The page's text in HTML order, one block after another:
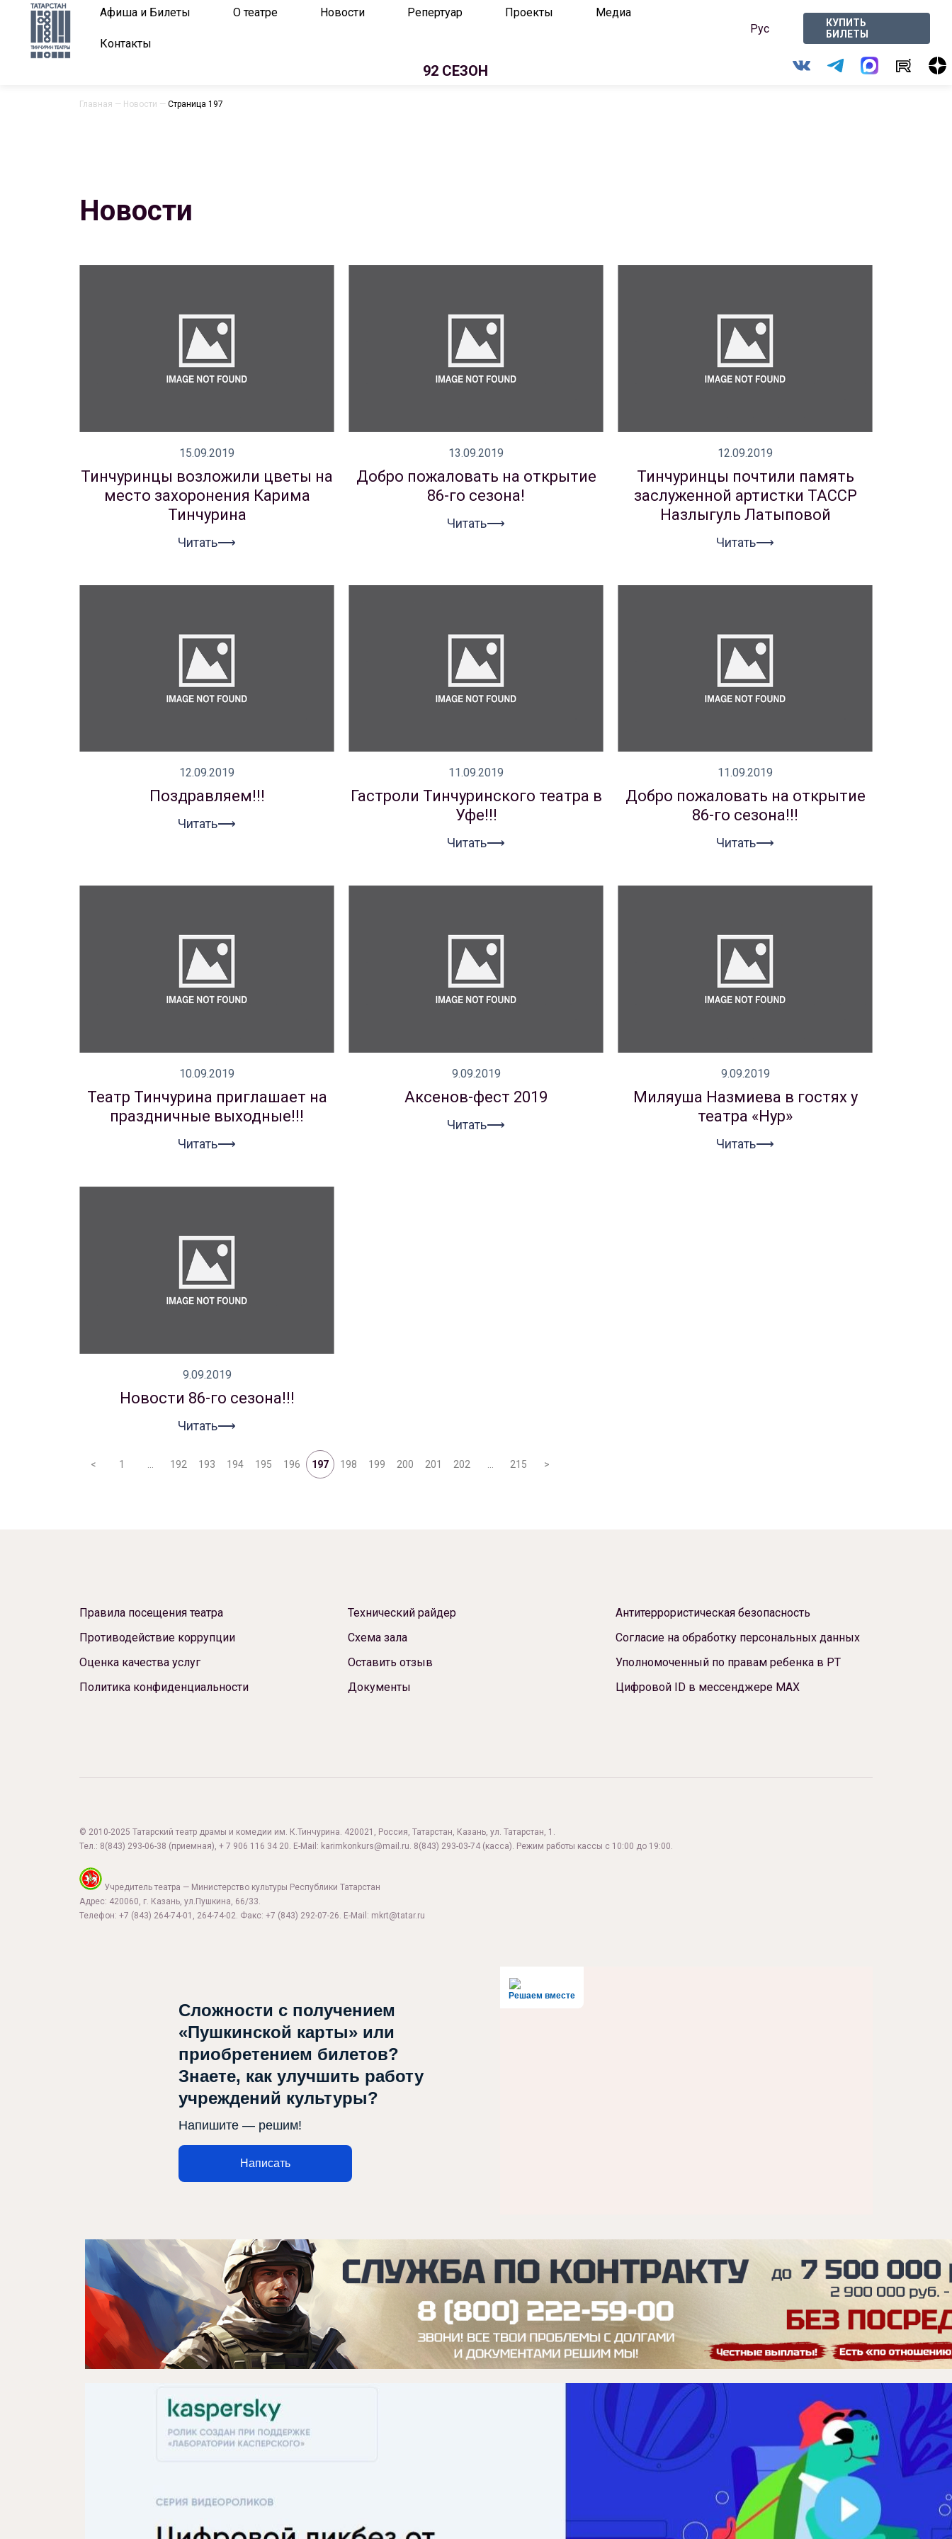
Афиша и Билеты О театре Новости Репертуар Проекты Медиа
Контакты
Рус
КУПИТЬ
БИЛЕТЫ
92 СЕЗОН
Репертуар
Проекты
Медиа
Главная — Новости — Страница 197
Новости
15.09.2019
Тинчуринцы возложили цветы на
место захоронения Карима
Тинчурина
Читать⟶
13.09.2019
Добро пожаловать на открытие
86-го сезона!
Читать⟶
12.09.2019
Тинчуринцы почтили память
заслуженной артистки ТАССР
Назлыгуль Латыповой
Читать⟶
12.09.2019
Поздравляем!!!
Читать⟶
11.09.2019
Гастроли Тинчуринского театра в
Уфе!!!
Читать⟶
11.09.2019
Добро пожаловать на открытие
86-го сезона!!!
Читать⟶
10.09.2019
Театр Тинчурина приглашает на
праздничные выходные!!!
Читать⟶
9.09.2019
Аксенов-фест 2019
Читать⟶
9.09.2019
Миляуша Назмиева в гостях у
театра «Нур»
Читать⟶
9.09.2019
Новости 86-го сезона!!!
Читать⟶
< 1 192 193 194 195 196 197 198 199 200 201 202 215 >
Правила посещения театра
Противодействие коррупции
Оценка качества услуг
Политика конфиденциальности
Технический райдер
Схема зала
Оставить отзыв
Документы
Антитеррористическая безопасность
Согласие на обработку персональных данных
Уполномоченный по правам ребенка в РТ
Цифровой ID в мессенджере МАХ
© 2010-2025 Татарский театр драмы и комедии им. К.Тинчурина. 420021, Россия, Татарстан, Казань, ул. Татарстан, 1.
Тел.: 8(843) 293-06-38 (приемная), + 7 906 116 34 20. E-Mail: karimkonkurs@mail.ru 8(843) 293-03-74 (касса). Режим работы кассы с 10:00 до 19:00.
Учредитель театра — Министерство культуры Республики Татарстан
Адрес: 420060, г. Казань, ул.Пушкина, 66/33.
Телефон: +7 (843) 264-74-01, 264-74-02. Факс: +7 (843) 292-07-26. E-Mail: mkrt@tatar.ru
Решаем вместе
Сложности с получением
«Пушкинской карты» или
приобретением билетов?
Знаете, как улучшить работу
учреждений культуры?
Напишите — решим!
Написать